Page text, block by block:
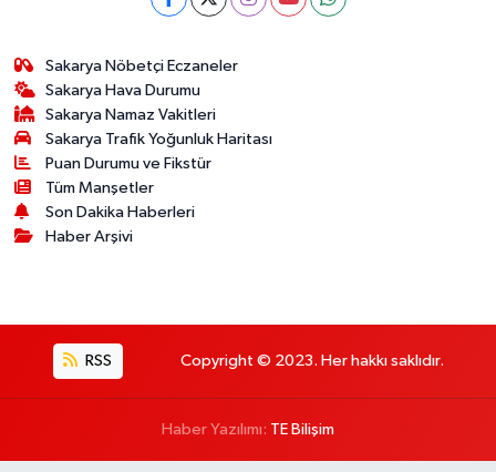
Sakarya Nöbetçi Eczaneler
Sakarya Hava Durumu
Sakarya Namaz Vakitleri
Sakarya Trafik Yoğunluk Haritası
Puan Durumu ve Fikstür
Tüm Manşetler
Son Dakika Haberleri
Haber Arşivi
RSS Copyright © 2023. Her hakkı saklıdır.
Haber Yazılımı: TE Bilişim